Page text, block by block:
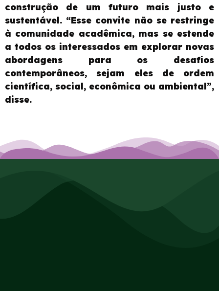
construção de um futuro mais justo e
sustentável. “Esse convite não se restringe
à comunidade acadêmica, mas se estende
a todos os interessados em explorar novas
abordagens para os desafios
contemporâneos, sejam eles de ordem
científica, social, econômica ou ambiental”,
disse.